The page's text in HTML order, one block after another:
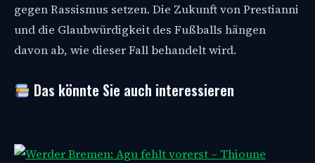
gegen Rassismus setzen. Die Zukunft von Prestianni
und die Glaubwürdigkeit des Fußballs hängen
davon ab, wie dieser Fall behandelt wird.
Das könnte Sie auch interessieren